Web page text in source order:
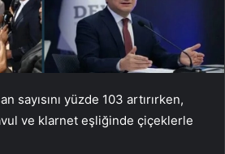
sayısını yüzde 103 artırırken,
ve klarnet eşliğinde çiçeklerle